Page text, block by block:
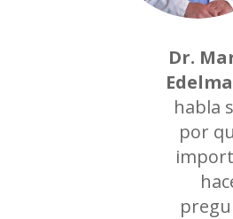
Dr.
habla
por